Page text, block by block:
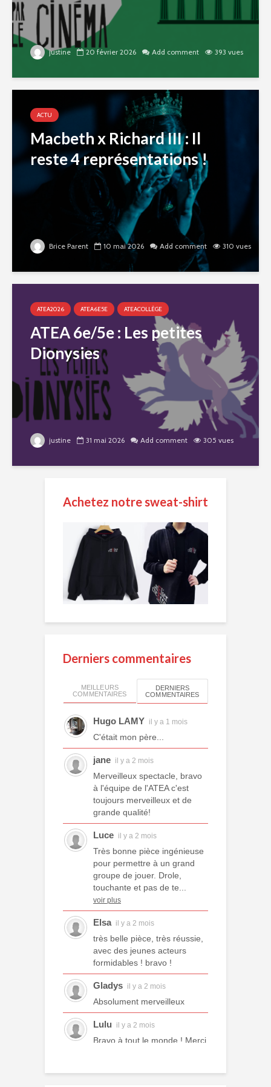
justine 20 février 2026 Add comment 393 vues
ACTU
Macbeth x Richard III : Il
reste 4 représentations !
Brice Parent 10 mai 2026 Add comment 310 vues
ATEA2026 ATEA6E5E ATEACOLLÈGE
ATEA 6e/5e : Les petites
Dionysies
justine 31 mai 2026 Add comment 305 vues
Achetez notre sweat-shirt
Derniers commentaires
MEILLEURS
COMMENTAIRES
DERNIERS
COMMENTAIRES
Hugo LAMY il y a 1 mois
C'était mon père...
jane il y a 2 mois
Merveilleux spectacle, bravo
à l'équipe de l'ATEA c'est
toujours merveilleux et de
grande qualité!
Luce il y a 2 mois
Très bonne pièce ingénieuse
pour permettre à un grand
groupe de jouer. Drole,
touchante et pas de te...
voir plus
Elsa il y a 2 mois
très belle pièce, très réussie,
avec des jeunes acteurs
formidables ! bravo !
Gladys il y a 2 mois
Absolument merveilleux
Lulu il y a 2 mois
Bravo à tout le monde ! Merci